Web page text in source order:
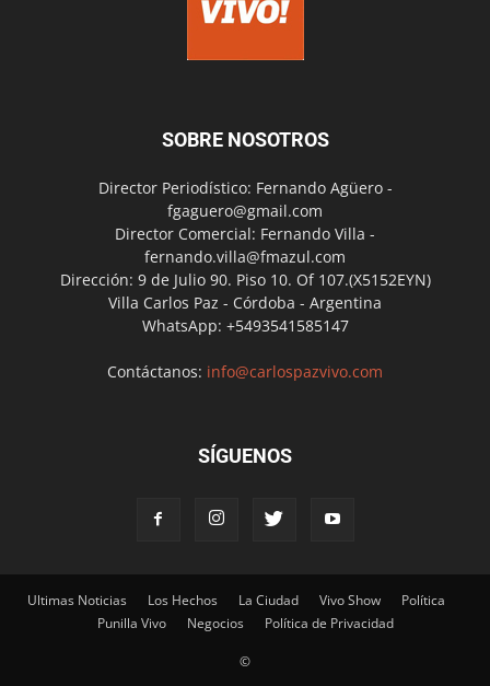
SOBRE NOSOTROS
Director Periodístico: Fernando Agüero -
fgaguero@gmail.com
Director Comercial: Fernando Villa -
fernando.villa@fmazul.com
Dirección: 9 de Julio 90. Piso 10. Of 107.(X5152EYN)
Villa Carlos Paz - Córdoba - Argentina
WhatsApp: +5493541585147
Contáctanos: info@carlospazvivo.com
SÍGUENOS
Ultimas Noticias Los Hechos La Ciudad Vivo Show
Política
Punilla Vivo
Negocios Política de Privacidad
©